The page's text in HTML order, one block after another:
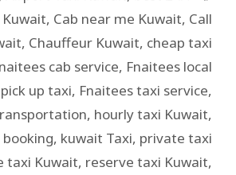
, Cab near me Kuwait, Call
, Chauffeur Kuwait, cheap taxi
cab service, Fnaitees local
up taxi, Fnaitees taxi service,
, hourly taxi Kuwait,
, kuwait Taxi, private taxi
taxi Kuwait, reserve taxi Kuwait,